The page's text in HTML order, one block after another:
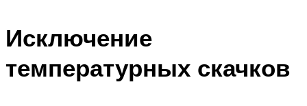
Исключение
температурных скачков